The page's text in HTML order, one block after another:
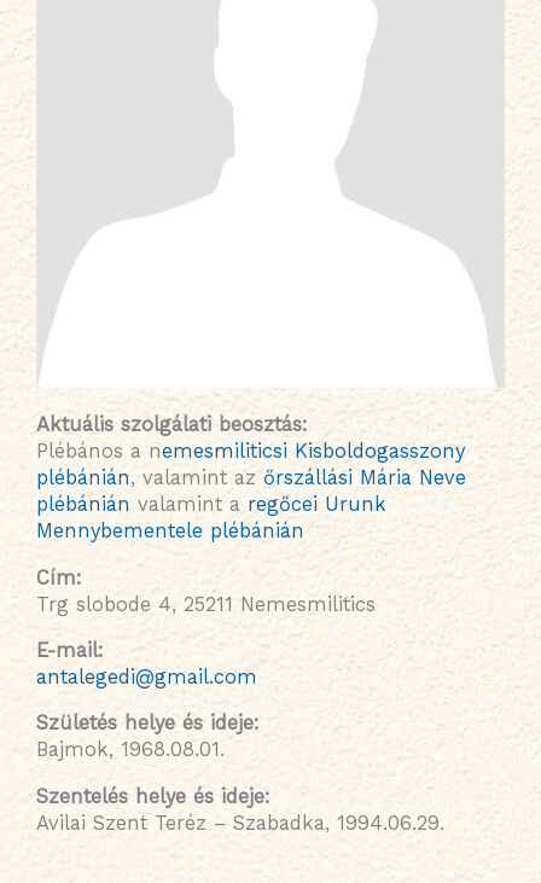
Aktuális szolgálati beosztás:
Plébános a nemesmiliticsi Kisboldogasszony
plébánián, valamint az őrszállási Mária Neve
plébánián valamint a regőcei Urunk
Mennybementele plébánián
Cím:
Trg slobode 4, 25211 Nemesmilitics
E-mail:
antalegedi@gmail.com
Születés helye és ideje:
Bajmok, 1968.08.01.
Szentelés helye és ideje:
Avilai Szent Teréz – Szabadka, 1994.06.29.